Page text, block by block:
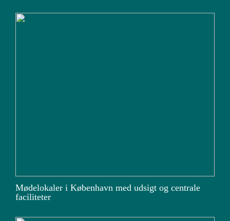
Mødelokaler i København med udsigt og centrale
faciliteter